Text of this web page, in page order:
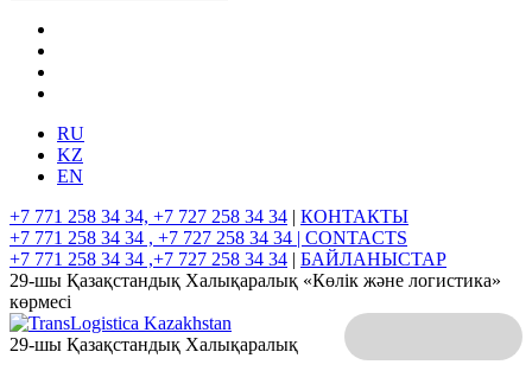
RU
KZ
EN
+7 771 258 34 34, +7 727 258 34 34 | КОНТАКТЫ
+7 771 258 34 34 , +7 727 258 34 34 | CONTACTS
+7 771 258 34 34 ,+7 727 258 34 34 | БАЙЛАНЫСТАР
29-шы Қазақстандық Халықаралық «Көлік және логистика»
көрмесі
29-шы Қазақстандық Халықаралық